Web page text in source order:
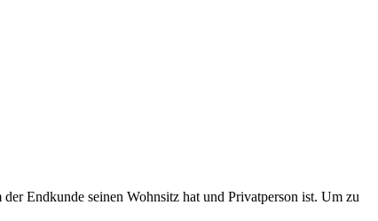
Endkunde seinen Wohnsitz hat und Privatperson ist. Um zu